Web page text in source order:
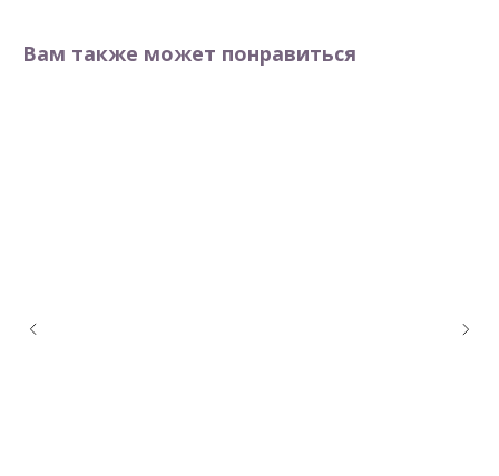
Вам также может понравиться